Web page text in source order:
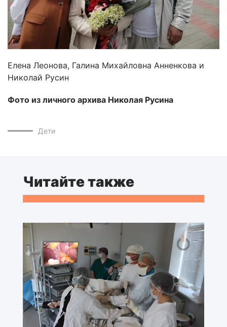
Елена Леонова, Галина Михайловна Анненкова и
Николай Русин
Фото из личного архива Николая Русина
Дети
Читайте также